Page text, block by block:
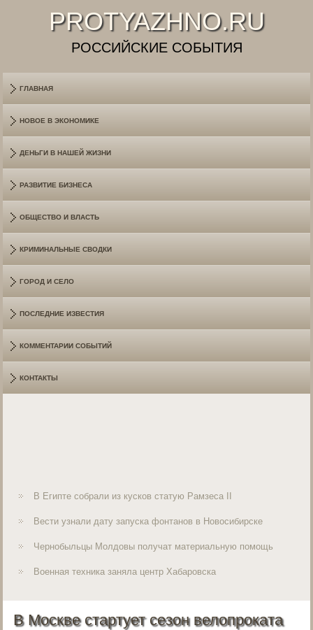
PROTYAZHNO.RU
РОССИЙСКИЕ СОБЫТИЯ
ГЛАВНАЯ
НОВОЕ В ЭКОНОМИКЕ
ДЕНЬГИ В НАШЕЙ ЖИЗНИ
РАЗВИТИЕ БИЗНЕСА
ОБЩЕСТВО И ВЛАСТЬ
КРИМИНАЛЬНЫЕ СВОДКИ
ГОРОД И СЕЛО
ПОСЛЕДНИЕ ИЗВЕСТИЯ
КОММЕНТАРИИ СОБЫТИЙ
КОНТАКТЫ
В Египте собрали из кусков статую Рамзеса II
Вести узнали дату запуска фонтанов в Новосибирске
Чернобыльцы Молдовы получат материальную помощь
Военная техника заняла центр Хабаровска
В Москве стартует сезон велопроката